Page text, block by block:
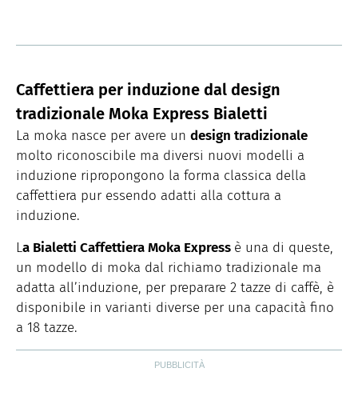
Caffettiera per induzione dal design
tradizionale Moka Express Bialetti
La moka nasce per avere un design tradizionale
molto riconoscibile ma diversi nuovi modelli a
induzione ripropongono la forma classica della
caffettiera pur essendo adatti alla cottura a
induzione.
La Bialetti Caffettiera Moka Express è una di queste,
un modello di moka dal richiamo tradizionale ma
adatta all’induzione, per preparare 2 tazze di caffè, è
disponibile in varianti diverse per una capacità fino
a 18 tazze.